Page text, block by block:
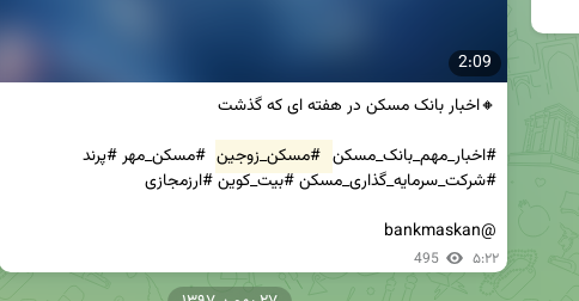
2:09
#اخبار_مهم_بانک_مسکن #مسکن_زوجین
@bankmaskan
495 ۵:۲۲